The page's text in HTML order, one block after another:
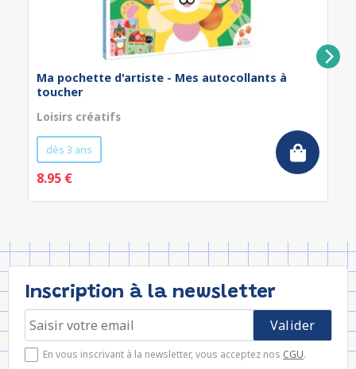
Ma pochette d'artiste - Mes autocollants à
toucher
Loisirs créatifs
dès 3 ans
8.95 €
Inscription à la newsletter
En vous inscrivant à la newsletter, vous acceptez nos CGU.